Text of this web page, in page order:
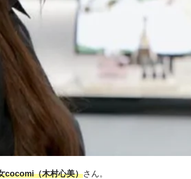
cocomi（木村心美）さん。